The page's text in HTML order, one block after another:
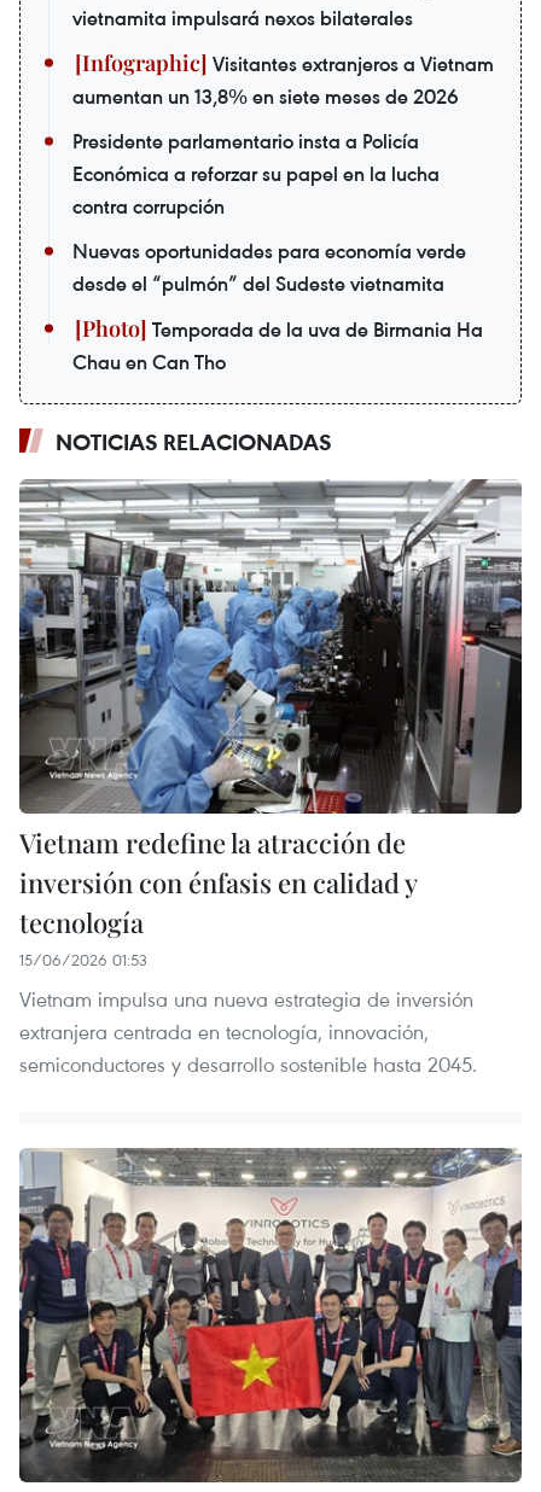
vietnamita impulsará nexos bilaterales
Visitantes extranjeros a Vietnam
aumentan un 13,8% en siete meses de 2026
Presidente parlamentario insta a Policía
Económica a reforzar su papel en la lucha
contra corrupción
Nuevas oportunidades para economía verde
desde el “pulmón” del Sudeste vietnamita
Temporada de la uva de Birmania Ha
Chau en Can Tho
NOTICIAS RELACIONADAS
Vietnam redefine la atracción de
inversión con énfasis en calidad y
tecnología
15/06/2026 01:53
Vietnam impulsa una nueva estrategia de inversión
extranjera centrada en tecnología, innovación,
semiconductores y desarrollo sostenible hasta 2045.